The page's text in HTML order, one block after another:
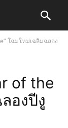
โฉมใหม่เฉลิมฉลอง
of the
องปีงู